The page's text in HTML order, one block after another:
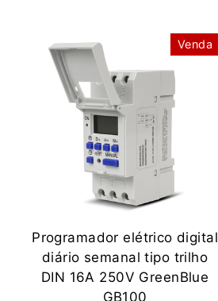
Venda
Programador elétrico digital
diário semanal tipo trilho
DIN 16A 250V GreenBlue
GB100